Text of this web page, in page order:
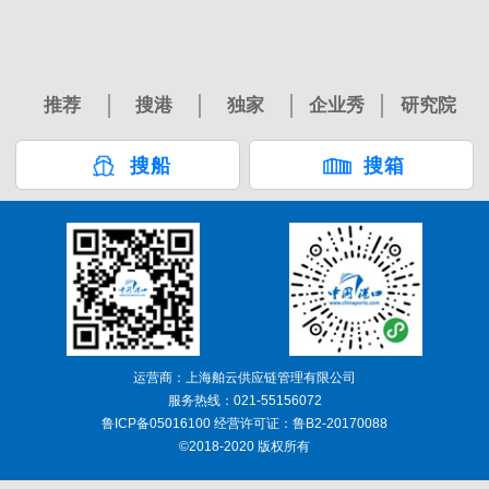
推荐 搜港 独家 企业秀 研究院
搜船 搜箱
运营商：上海舶云供应链管理有限公司
服务热线：021-55156072
鲁ICP备05016100 经营许可证：鲁B2-20170088
©2018-2020 版权所有